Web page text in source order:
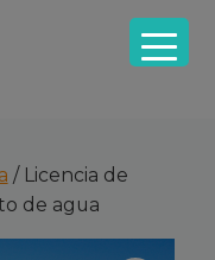
/ Licencia de
de agua